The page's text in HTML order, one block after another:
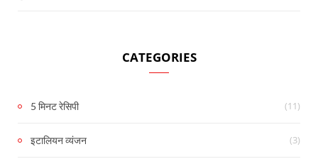
CATEGORIES
5 मिनट रेसिपी (11)
इटालियन व्यंजन (3)